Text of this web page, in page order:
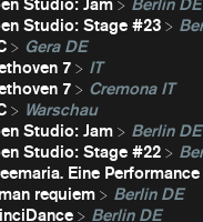
Studio: Stage #23
Gera DE
7
IT
7
Cremona IT
Warschau
Studio: Jam
Berlin DE
Studio: Stage #22
Eine
requiem
Berlin DE
Berlin DE